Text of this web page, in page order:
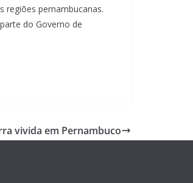
regiões pernambucanas.
do Governo de
vivida em Pernambuco